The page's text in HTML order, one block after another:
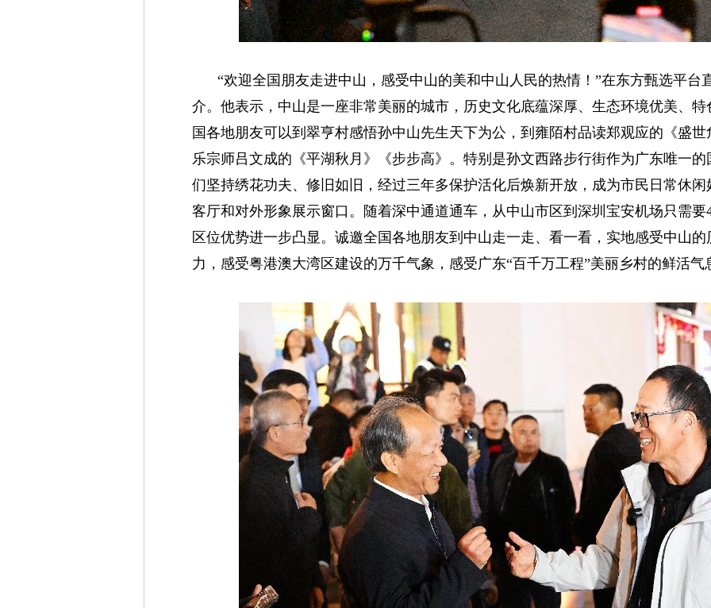
“欢迎全国朋友走进中山，感受中山的美和中山人民的热情！”在东方甄选平台
介。他表示，中山是一座非常美丽的城市，历史文化底蕴深厚、生态环境优美、
国各地朋友可以到翠亨村感悟孙中山先生天下为公，到雍陌村品读郑观应的《盛
乐宗师吕文成的《平湖秋月》《步步高》。特别是孙文西路步行街作为广东唯一
们坚持绣花功夫、修旧如旧，经过三年多保护活化后焕新开放，成为市民日常休
客厅和对外形象展示窗口。随着深中通道通车，从中山市区到深圳宝安机场只需
区位优势进一步凸显。诚邀全国各地朋友到中山走一走、看一看，实地感受中山
力，感受粤港澳大湾区建设的万千气象，感受广东“百千万工程”美丽乡村的鲜活气